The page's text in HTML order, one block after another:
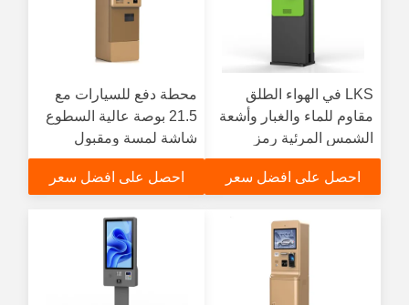
LKS في الهواء الطلق
مقاوم للماء والغبار وأشعة
الشمس المرئية رمز
الاستجابة السريعة بطاقة
البنك الدفع النقدي كشك
احصل على افضل سعر
محطة دفع للسيارات مع
21.5 بوصة عالية السطوع
شاشة لمسة ومقبول
العملات النقدية والصرف
كيوسك
احصل على افضل سعر